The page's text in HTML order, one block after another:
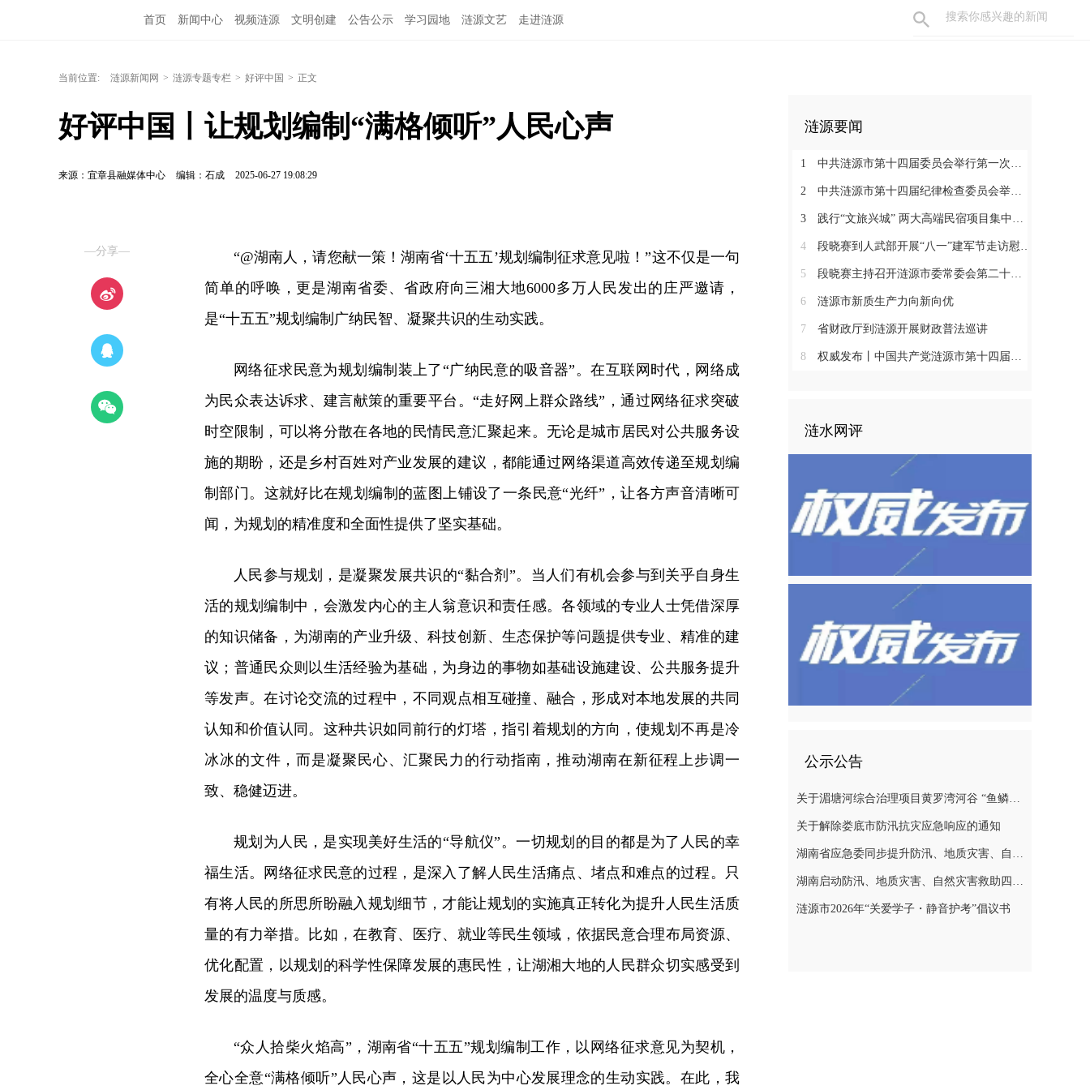
首页 新闻中心 视频涟源 文明创建 公告公示 学习园地 涟源文艺 走进涟源
当前位置: 涟源新闻网 > 涟源专题专栏 > 好评中国 > 正文
好评中国丨让规划编制“满格倾听”人民心声
来源：宜章县融媒体中心 编辑：石成 2025-06-27 19:08:29
—分享—
“@湖南人，请您献一策！湖南省‘十五五’规划编制征求意见啦！”这不仅是一句
简单的呼唤，更是湖南省委、省政府向三湘大地6000多万人民发出的庄严邀请，
是“十五五”规划编制广纳民智、凝聚共识的生动实践。
网络征求民意为规划编制装上了“广纳民意的吸音器”。在互联网时代，网络成
为民众表达诉求、建言献策的重要平台。“走好网上群众路线”，通过网络征求突破
时空限制，可以将分散在各地的民情民意汇聚起来。无论是城市居民对公共服务设
施的期盼，还是乡村百姓对产业发展的建议，都能通过网络渠道高效传递至规划编
制部门。这就好比在规划编制的蓝图上铺设了一条民意“光纤”，让各方声音清晰可
闻，为规划的精准度和全面性提供了坚实基础。
人民参与规划，是凝聚发展共识的“黏合剂”。当人们有机会参与到关乎自身生
活的规划编制中，会激发内心的主人翁意识和责任感。各领域的专业人士凭借深厚
的知识储备，为湖南的产业升级、科技创新、生态保护等问题提供专业、精准的建
议；普通民众则以生活经验为基础，为身边的事物如基础设施建设、公共服务提升
等发声。在讨论交流的过程中，不同观点相互碰撞、融合，形成对本地发展的共同
认知和价值认同。这种共识如同前行的灯塔，指引着规划的方向，使规划不再是冷
冰冰的文件，而是凝聚民心、汇聚民力的行动指南，推动湖南在新征程上步调一
致、稳健迈进。
规划为人民，是实现美好生活的“导航仪”。一切规划的目的都是为了人民的幸
福生活。网络征求民意的过程，是深入了解人民生活痛点、堵点和难点的过程。只
有将人民的所思所盼融入规划细节，才能让规划的实施真正转化为提升人民生活质
量的有力举措。比如，在教育、医疗、就业等民生领域，依据民意合理布局资源、
优化配置，以规划的科学性保障发展的惠民性，让湖湘大地的人民群众切实感受到
发展的温度与质感。
“众人拾柴火焰高”，湖南省“十五五”规划编制工作，以网络征求意见为契机，
全心全意“满格倾听”人民心声，这是以人民为中心发展理念的生动实践。在此，我
涟源要闻
1 中共涟源市第十四届委员会举行第一次全体会议 段晓赛当选市委书记 伍鹤群周杨当选市委副书记
2 中共涟源市第十四届纪律检查委员会举行第一次全体会议
3 践行“文旅兴城” 两大高端民宿项目集中签约开工 全力打造“湖湘地区文旅康养名城”
4 段晓赛到人武部开展“八一”建军节走访慰问活动
5 段晓赛主持召开涟源市委常委会第二十八次会议
6 涟源市新质生产力向新向优
7 省财政厅到涟源开展财政普法巡讲
8 权威发布丨中国共产党涟源市第十四届纪律检查委员会书记、副书记、常委名单
涟水网评
公示公告
关于湄塘河综合治理项目黄罗湾河谷 “鱼鳞坝”区域不对外开放的公告
关于解除娄底市防汛抗灾应急响应的通知
湖南省应急委同步提升防汛、地质灾害、自然灾害救助应急响应至三级
湖南启动防汛、地质灾害、自然灾害救助四级应急响应
涟源市2026年“关爱学子・静音护考”倡议书